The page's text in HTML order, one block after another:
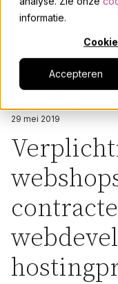
informatie.
Accepteren
Dienstverlening
Onze mensen
Actueel
Over JPR
Events
29 mei 2019